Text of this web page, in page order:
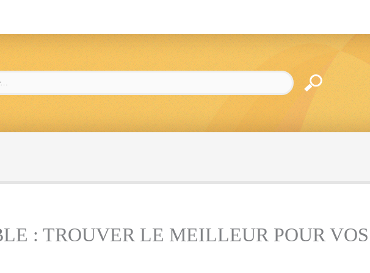
: TROUVER LE MEILLEUR POUR